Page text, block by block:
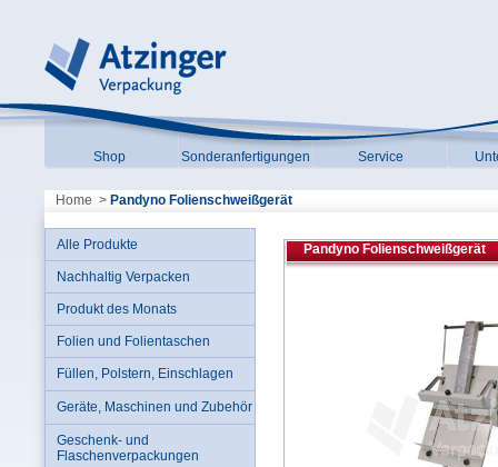
Shop Sonderanfertigungen Service
Home > Pandyno Folienschweißgerät
Pandyno Folienschweißgerät
Alle Produkte
Nachhaltig Verpacken
Produkt des Monats
Folien und Folientaschen
Füllen, Polstern, Einschlagen
Geräte, Maschinen und Zubehör
Geschenk- und
Flaschenverpackungen